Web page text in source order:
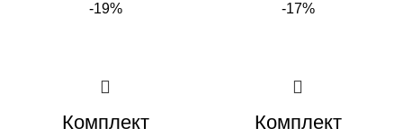
-19%
Комплект
-17%
Комплект